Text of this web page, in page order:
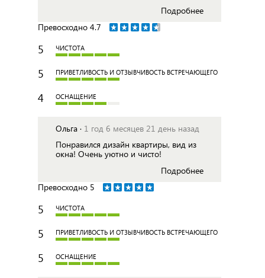
Подробнее
Превосходно 4.7
5 ЧИСТОТА
5 ПРИВЕТЛИВОСТЬ И ОТЗЫВЧИВОСТЬ ВСТРЕЧАЮЩЕГО
4 ОСНАЩЕНИЕ
Ольга · 1 год 6 месяцев 21 день назад
Понравился дизайн квартиры, вид из
окна! Очень уютно и чисто!
Подробнее
Превосходно 5
5 ЧИСТОТА
5 ПРИВЕТЛИВОСТЬ И ОТЗЫВЧИВОСТЬ ВСТРЕЧАЮЩЕГО
5 ОСНАЩЕНИЕ